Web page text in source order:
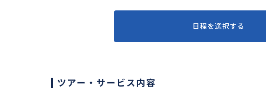
日程を選択する
ツアー・サービス内容